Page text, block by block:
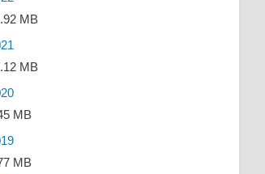
MB
MB
MB
MB